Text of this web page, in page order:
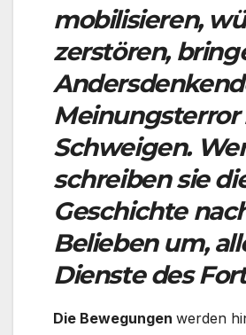
mobilisieren,
zerstören,
Meinungsterror
Schweigen.
schreiben sie
Geschichte
Belieben um,
Dienste des
Die Bewegungen werden